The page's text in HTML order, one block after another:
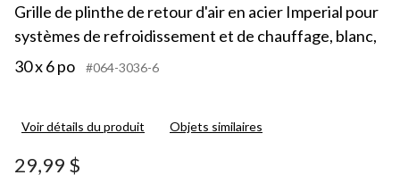
Grille de plinthe de retour d'air en acier Imperial pour
systèmes de refroidissement et de chauffage, blanc,
30 x 6 po
#064-3036-6
Voir détails du produit Objets similaires
29,99 $